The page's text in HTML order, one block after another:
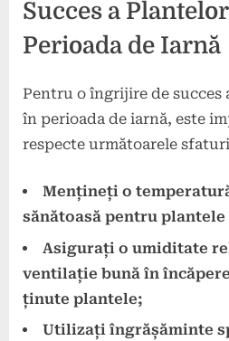
Succes a
Perioada de Iarnă
Pentru o îngrijire de succes
în perioada de iarnă, este
respecte următoarele
Mențineți o
sănătoasă pentru plantele
Asigurați o umiditate
ventilație bună în
ținute plantele;
Utilizați îngrășăminte